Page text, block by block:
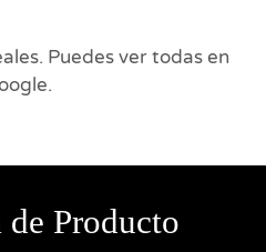
Puedes ver todas en
Producto